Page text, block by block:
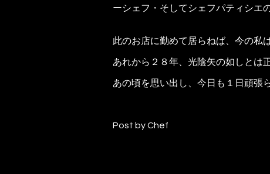
ーシェフ・そしてシェフパティシエ
此のお店に勤めて居らねば、今の私
あれから２８年、光陰矢の如しとは
あの頃を思い出し、今日も１日頑張
Post by Chef